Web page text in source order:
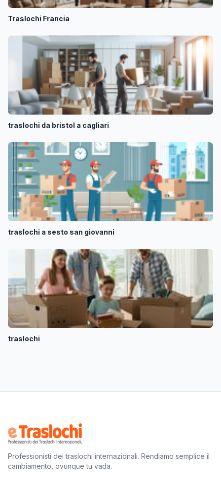
Traslochi Francia
traslochi da bristol a cagliari
traslochi a sesto san giovanni
traslochi
Professionisti dei traslochi internazionali. Rendiamo semplice il
cambiamento, ovunque tu vada.